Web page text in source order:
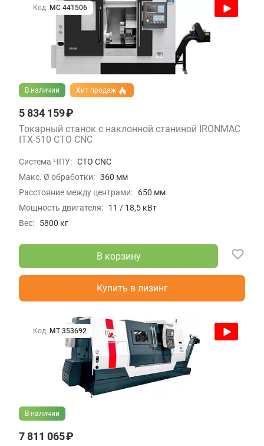
В наличии Хит продаж
5 834 159 ₽
Токарный станок с наклонной станиной IRONMAC
ITX-510 CTO CNC
Система ЧПУ: CTO CNC
Макс. Ø обработки: 360 мм
Расстояние между центрами:
650 мм
Мощность двигателя:
11 / 18,5 кВт
Вес:
5800 кг
В корзину
Купить в лизинг
Код МС 441506
В наличии
7 811 065 ₽
Код МТ 353692